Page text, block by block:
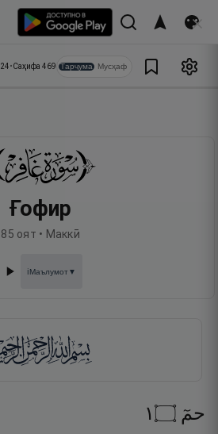
24•Саҳифа 469 Тарҷума Мусҳаф
Ғофир
85 оят • Маккӣ
ℹ️Маълумот▼
حمٓ ۝١